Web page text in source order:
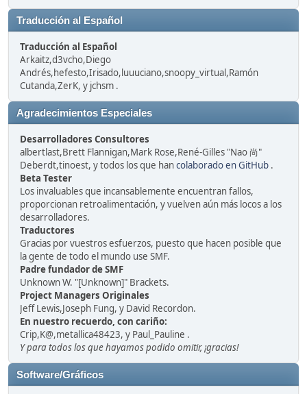
Traducción al Español
Traducción al Español
Arkaitz,d3vcho,Diego
Andrés,hefesto,Irisado,luuuciano,snoopy_virtual,Ramón
Cutanda,ZerK, y jchsm .
Agradecimientos Especiales
Desarrolladores Consultores
albertlast,Brett Flannigan,Mark Rose,René-Gilles "Nao 尚"
Deberdt,tinoest, y todos los que hancolaborado en GitHub .
Beta Tester
Los invaluables que incansablemente encuentran fallos,
proporcionan retroalimentación, y vuelven aún más locos a los
desarrolladores.
Traductores
Gracias por vuestros esfuerzos, puesto que hacen posible que
la gente de todo el mundo use SMF.
Padre fundador de SMF
Unknown W. "[Unknown]" Brackets.
Project Managers Originales
Jeff Lewis,Joseph Fung, y David Recordon.
En nuestro recuerdo, con cariño:
Crip,K@,metallica48423, y Paul_Pauline .
Y para todos los que hayamos podido omitir, ¡gracias!
Software/Gráficos